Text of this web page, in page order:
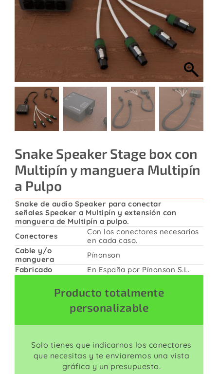
Contacto
Snake Speaker Stage box con
Multipín y manguera Multipín
a Pulpo
Snake de audio Speaker para conectar
señales Speaker a Multipín y extensión con
manguera de Multipín a pulpo.
Conectores
Con los conectores necesarios
en cada caso.
Cable y/o
manguera
Pínanson
Fabricado
En España por Pínanson S.L.
Producto totalmente
personalizable
Solo tienes que indicarnos los conectores
que necesitas y te enviaremos una vista
gráfica y un presupuesto.